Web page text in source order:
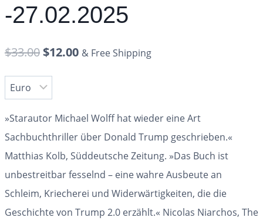
-27.02.2025
$33.00 $12.00 & Free Shipping
»Starautor Michael Wolff hat wieder eine Art
Sachbuchthriller über Donald Trump geschrieben.«
Matthias Kolb, Süddeutsche Zeitung. »Das Buch ist
unbestreitbar fesselnd – eine wahre Ausbeute an
Schleim, Kriecherei und Widerwärtigkeiten, die die
Geschichte von Trump 2.0 erzählt.« Nicolas Niarchos, The